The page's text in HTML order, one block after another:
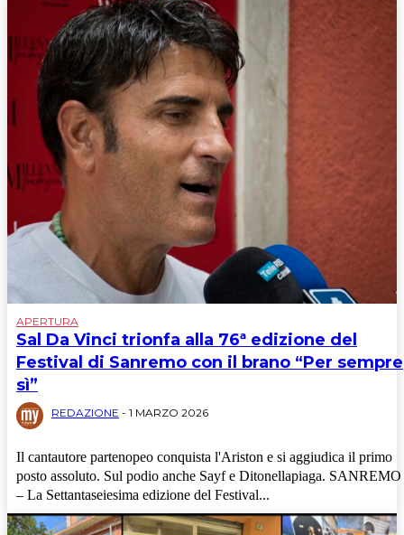
APERTURA
Sal Da Vinci trionfa alla 76ª edizione del
Festival di Sanremo con il brano “Per sempre
sì”
REDAZIONE - 1 MARZO 2026
Il cantautore partenopeo conquista l'Ariston e si aggiudica il primo
posto assoluto. Sul podio anche Sayf e Ditonellapiaga. SANREMO
– La Settantaseiesima edizione del Festival...